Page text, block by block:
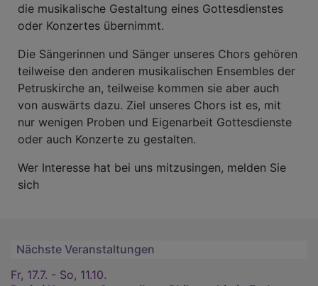
die musikalische Gestaltung eines Gottesdienstes
oder Konzertes übernimmt.
Die Sängerinnen und Sänger unseres Chors gehören
teilweise den anderen musikalischen Ensembles der
Petruskirche an, teilweise kommen sie aber auch
von auswärts dazu. Ziel unseres Chors ist es, mit
nur wenigen Proben und Eigenarbeit Gottesdienste
oder auch Konzerte zu gestalten.
Wer Interesse hat bei uns mitzusingen, melden Sie
sich
Nächste Veranstaltungen
Fr, 17.7. - So, 11.10.